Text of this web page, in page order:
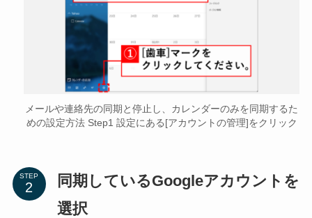
メールや連絡先の同期と停止し、カレンダーのみを同期するた
めの設定方法 Step1 設定にある[アカウントの管理]をクリック
STEP
同期しているGoogleアカウントを
選択